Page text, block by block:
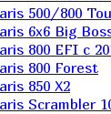
500/800
6х6 Big
800 EFI с
800 Forest
850 X2
Scrambler